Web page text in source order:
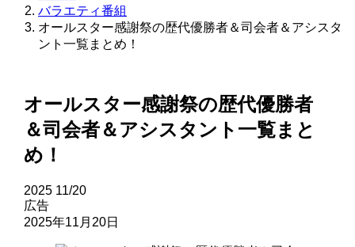
バラエティ番組
オールスター感謝祭の歴代優勝者＆司会者＆アシスタ
ント一覧まとめ！
オールスター感謝祭の歴代優勝者
＆司会者＆アシスタント一覧まと
め！
2025 11/20
広告
2025年11月20日